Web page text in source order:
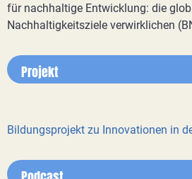
für nachhaltige Entwicklung: die
Nachhaltigkeitsziele verwirklichen
Projekt
Bildungsprojekt zu Innovationen in